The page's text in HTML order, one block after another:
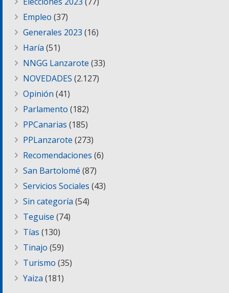
Empleo (37)
Generales 2023 (16)
Haría (51)
NNGG Lanzarote (33)
NOVEDADES (2.127)
Opinión (41)
Parlamento (182)
PPCanarias (185)
PPLanzarote (273)
Recomendaciones (6)
San Bartolomé (87)
Servicios Sociales (43)
Sin categoría (54)
Teguise (74)
Tías (130)
Tinajo (59)
Turismo (35)
Yaiza (181)